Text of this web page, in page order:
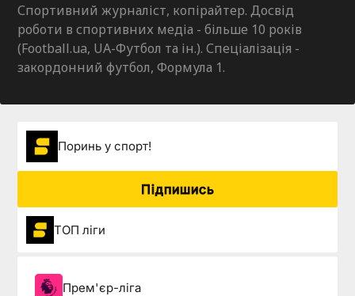
Спортивний журналіст, копірайтер. Досвід
роботи в спортивних медіа - більше 10 років
(Football.ua, UA-Футбол та ін.). Спеціалізація -
закордонний футбол, Формула 1.
Поринь у спорт!
Підпишись
ТОП ліги
Прем'єр-ліга